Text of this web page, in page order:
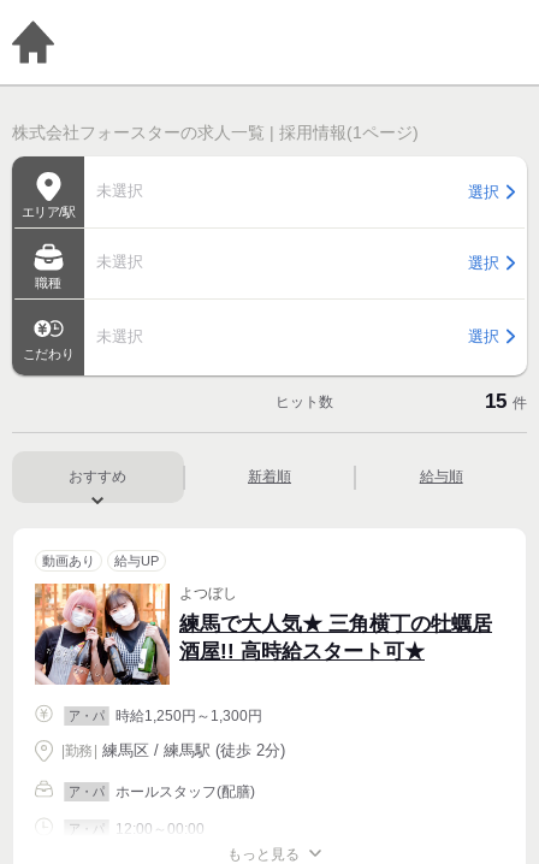
株式会社フォースターの求人一覧 | 採用情報(1ページ)
エリア/駅
未選択 選択
職種
未選択 選択
こだわり
未選択 選択
ヒット数 15 件
おすすめ 新着順 給与順
動画あり 給与UP
よつぼし
練馬で大人気★ 三角横丁の牡蠣居
酒屋!! 高時給スタート可★
ア・パ 時給1,250円～1,300円
|勤務 練馬区 / 練馬駅 (徒歩 2分)
ア・パ ホールスタッフ(配膳)
ア・パ 12:00～00:00
もっと見る